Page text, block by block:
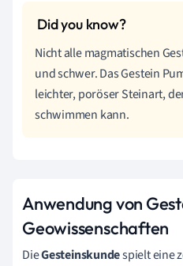
Nicht alle magmatischen
und schwer. Das Gestein
leichter, poröser Steinart,
schwimmen kann.
Anwendung von
Geowissenschaften
DieGesteinskundespielt eine